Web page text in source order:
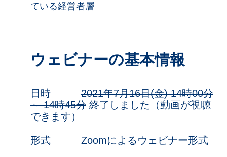
ている経営者層
ウェビナーの基本情報
日時 2021年7月16日(金) 14時00分
～ 14時45分 終了しました（動画が視聴
できます）
形式 Zoomによるウェビナー形式